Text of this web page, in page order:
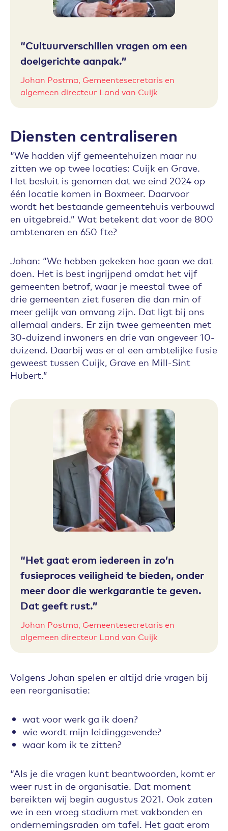
Cultuurverschillen vragen om een
doelgerichte aanpak.
Johan Postma, Gemeentesecretaris en
algemeen directeur Land van Cuijk
Diensten centraliseren
“We hadden vijf gemeentehuizen maar nu
zitten we op twee locaties: Cuijk en Grave.
Het besluit is genomen dat we eind 2024 op
één locatie komen in Boxmeer. Daarvoor
wordt het bestaande gemeentehuis verbouwd
en uitgebreid.” Wat betekent dat voor de 800
ambtenaren en 650 fte?
Johan: “We hebben gekeken hoe gaan we dat
doen. Het is best ingrijpend omdat het vijf
gemeenten betrof, waar je meestal twee of
drie gemeenten ziet fuseren die dan min of
meer gelijk van omvang zijn. Dat ligt bij ons
allemaal anders. Er zijn twee gemeenten met
30-duizend inwoners en drie van ongeveer 10-
duizend. Daarbij was er al een ambtelijke fusie
geweest tussen Cuijk, Grave en Mill-Sint
Hubert.”
Het gaat erom iedereen in zo’n
fusieproces veiligheid te bieden, onder
meer door die werkgarantie te geven.
Dat geeft rust.
Johan Postma, Gemeentesecretaris en
algemeen directeur Land van Cuijk
Volgens Johan spelen er altijd drie vragen bij
een reorganisatie:
wat voor werk ga ik doen?
wie wordt mijn leidinggevende?
waar kom ik te zitten?
“Als je die vragen kunt beantwoorden, komt er
weer rust in de organisatie. Dat moment
bereikten wij begin augustus 2021. Ook zaten
we in een vroeg stadium met vakbonden en
ondernemingsraden om tafel. Het gaat erom